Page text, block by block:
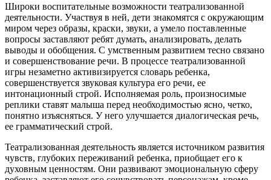
Широки воспитательные возможности театрализованной
деятельности. Участвуя в ней, дети знакомятся с окружающим
миром через образы, краски, звуки, а умело поставленные
вопросы заставляют ребят думать, анализировать, делать
выводы и обобщения. С умственным развитием тесно связано
и совершенствование речи. В процессе театрализованной
игры незаметно активизируется словарь ребенка,
совершенствуется звуковая культура его речи, ее
интонационный строй. Исполняемая роль, произносимые
реплики ставят малыша перед необходимостью ясно, четко,
понятно изъясняться. У него улучшается диалогическая речь,
ее грамматический строй.
Театрализованная деятельность является источником развития
чувств, глубоких переживаний ребенка, приобщает его к
духовным ценностям. Они развивают эмоциональную сферу